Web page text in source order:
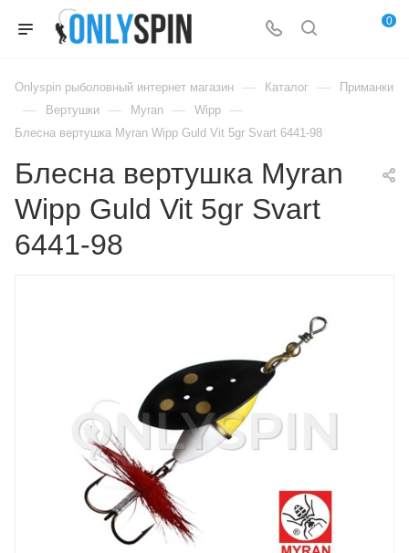
0
Onlyspin рыболовный интернет магазин — Каталог — Приманки
— Вертушки — Myran — Wipp —
Блесна вертушка Myran Wipp Guld Vit 5gr Svart 6441-98
Блесна вертушка Myran
Wipp Guld Vit 5gr Svart
6441-98